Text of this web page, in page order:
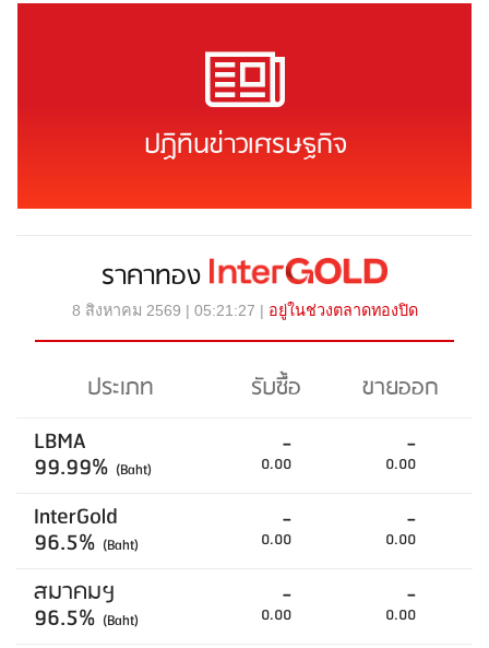
ปฏิทินข่าวเศรษฐกิจ
ราคาทอง
8 สิงหาคม 2569 | 05:21:27 | อยู่ในช่วงตลาดทองปิด
ประเภท รับซื้อ
ขายออก
LBMA
99.99% (Baht)
-
0.00
-
0.00
InterGold
96.5% (Baht)
-
0.00
-
0.00
สมาคมฯ
96.5% (Baht)
-
0.00
-
0.00